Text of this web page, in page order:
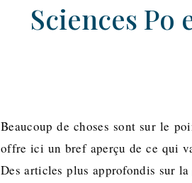
Sciences Po
Beaucoup de choses sont sur le
offre ici un bref aperçu de ce qui
Des articles plus approfondis sur